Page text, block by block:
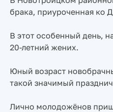
брака, приуроченная ко
В этот особенный день,
20-летний жених.
Юный возраст
такой значимый
Лично молодожёнов